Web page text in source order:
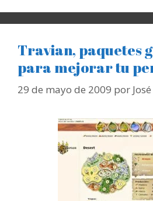
Travian, paquetes
para mejorar tu
29 de mayo de 2009 por